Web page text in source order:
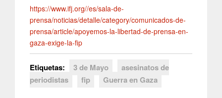
https://www.ifj.org//es/sala-de-
prensa/noticias/detalle/category/comunicados-de-
prensa/article/apoyemos-la-libertad-de-prensa-en-
gaza-exige-la-fip
Etiquetas: 3 de Mayo
asesinatos de
periodistas
fip Guerra en Gaza